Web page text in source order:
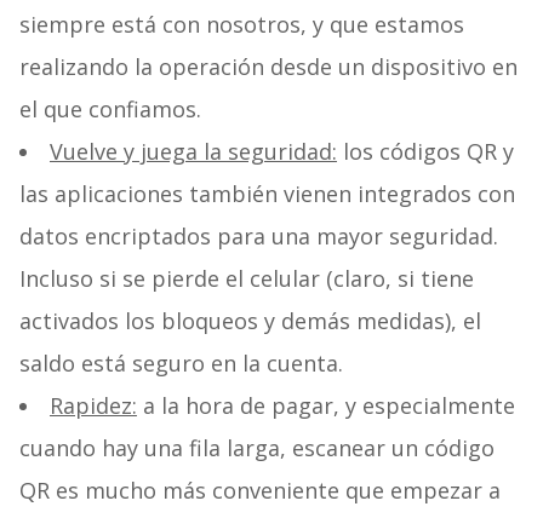
siempre está con nosotros, y que estamos
realizando la operación desde un dispositivo en
el que confiamos.
Vuelve y juega la seguridad: los códigos QR y
las aplicaciones también vienen integrados con
datos encriptados para una mayor seguridad.
Incluso si se pierde el celular (claro, si tiene
activados los bloqueos y demás medidas), el
saldo está seguro en la cuenta.
Rapidez: a la hora de pagar, y especialmente
cuando hay una fila larga, escanear un código
QR es mucho más conveniente que empezar a